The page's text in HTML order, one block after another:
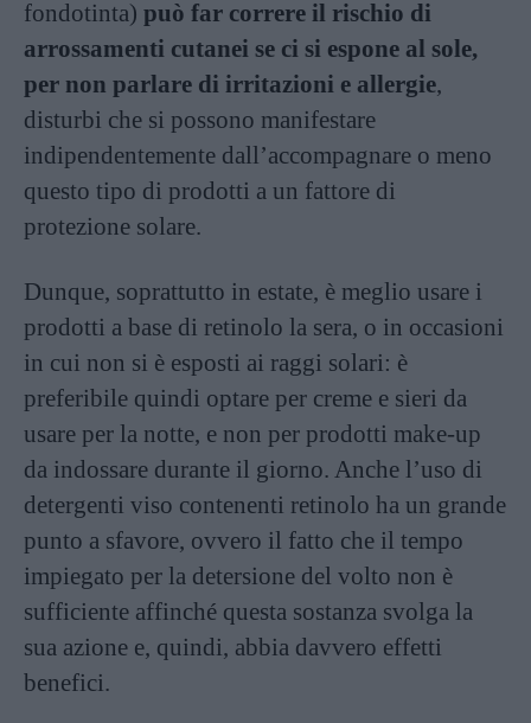
fondotinta) può far correre il rischio di
arrossamenti cutanei se ci si espone al sole,
per non parlare di irritazioni e allergie,
disturbi che si possono manifestare
indipendentemente dall’accompagnare o meno
questo tipo di prodotti a un fattore di
protezione solare.
Dunque, soprattutto in estate, è meglio usare i
prodotti a base di retinolo la sera, o in occasioni
in cui non si è esposti ai raggi solari: è
preferibile quindi optare per creme e sieri da
usare per la notte, e non per prodotti make-up
da indossare durante il giorno. Anche l’uso di
detergenti viso contenenti retinolo ha un grande
punto a sfavore, ovvero il fatto che il tempo
impiegato per la detersione del volto non è
sufficiente affinché questa sostanza svolga la
sua azione e, quindi, abbia davvero effetti
benefici.